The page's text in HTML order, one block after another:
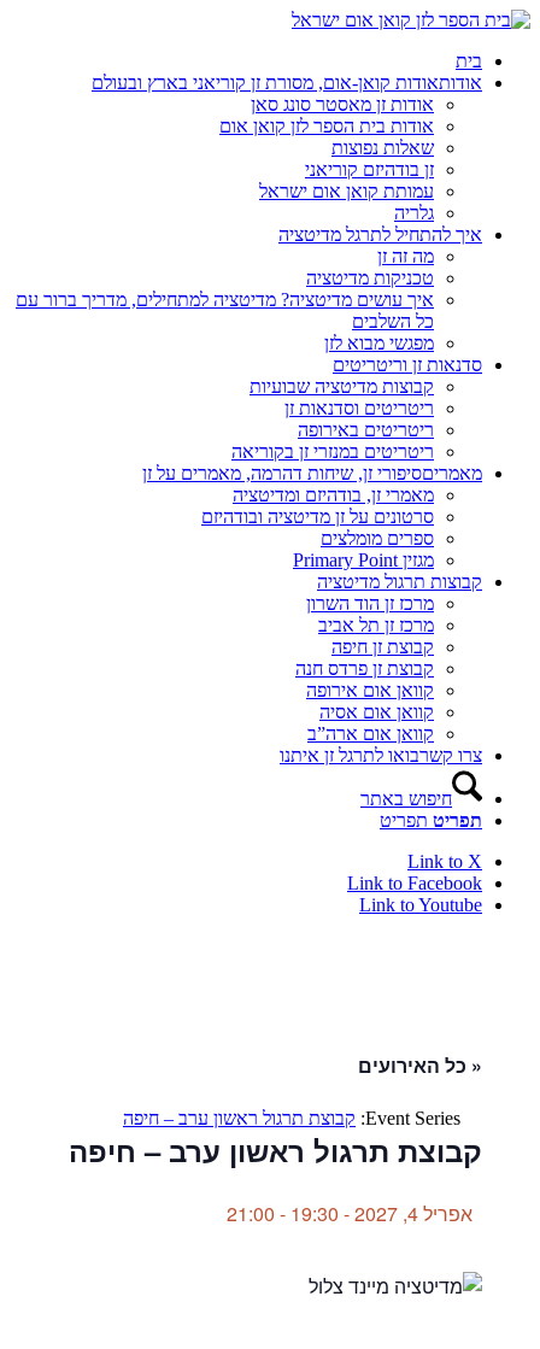
בית
אודותאודות קואן-אום, מסורת זן קוריאני בארץ ובעולם
אודות זן מאסטר סונג סאן
אודות בית הספר לזן קואן אום
שאלות נפוצות
זן בודהיזם קוריאני
עמותת קואן אום ישראל
גלריה
איך להתחיל לתרגל מדיטציה
מה זה זן
טכניקות מדיטציה
איך עושים מדיטציה? מדיטציה למתחילים, מדריך ברור עם
כל השלבים
מפגשי מבוא לזן
סדנאות זן וריטריטים
קבוצות מדיטציה שבועיות
ריטריטים וסדנאות זן
ריטריטים באירופה
ריטריטים במנזרי זן בקוריאה
מאמריםסיפורי זן, שיחות דהרמה, מאמרים על זן
מאמרי זן, בודהיזם ומדיטציה
סרטונים על זן מדיטציה ובודהיזם
ספרים מומלצים
מגזין Primary Point
קבוצות תרגול מדיטציה
מרכז זן הוד השרון
מרכז זן תל אביב
קבוצת זן חיפה
קבוצת זן פרדס חנה
קוואן אום אירופה
קוואן אום אסיה
קוואן אום ארה”ב
צרו קשרבואו לתרגל זן איתנו
חיפוש באתר
תפריט תפריט
Link to X
Link to Facebook
Link to Youtube
« כל האירועים
Event Series: קבוצת תרגול ראשון ערב – חיפה
קבוצת תרגול ראשון ערב – חיפה
אפריל 4, 2027 - 19:30 -
21:00